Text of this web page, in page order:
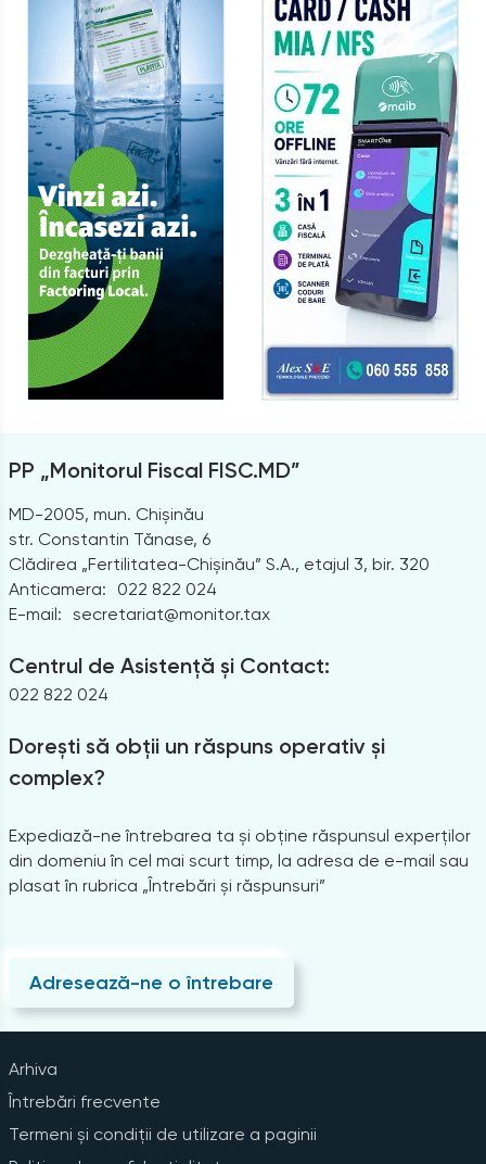
PP „Monitorul Fiscal FISC.MD”
MD-2005, mun. Chișinău
str. Constantin Tănase, 6
Clădirea „Fertilitatea-Chișinău” S.A., etajul 3, bir. 320
Anticamera:
022 822 024
E-mail: secretariat@monitor.tax
Centrul de Asistență și Contact:
022 822 024
Dorești să obții un răspuns operativ și
complex?
Expediază-ne întrebarea ta și obține răspunsul experților
din domeniu în cel mai scurt timp, la adresa de e-mail sau
plasat în rubrica „Întrebări și răspunsuri”
Adresează-ne o întrebare
Arhiva
Întrebări frecvente
Termeni și condiții de utilizare a paginii